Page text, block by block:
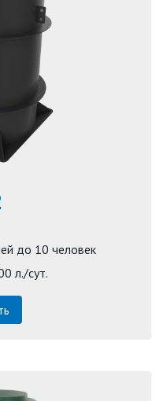
до 10 человек
л./сут.